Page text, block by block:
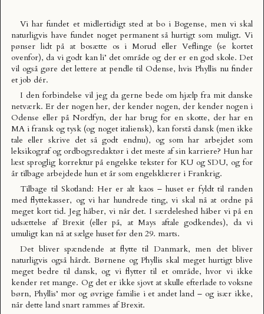
Vi har fundet et midlertidigt sted at bo i Bogense, men vi skal
naturligvis have fundet noget permanent så hurtigt som muligt. Vi
pønser lidt på at bosætte os i Morud eller Veflinge (se kortet
ovenfor), da vi godt kan li’ det område og der er en god skole. Det
vil også gøre det lettere at pendle til Odense, hvis Phyllis nu finder
et job dér.
I den forbindelse vil jeg da gerne bede om hjælp fra mit danske
netværk. Er der nogen her, der kender nogen, der kender nogen i
Odense eller på Nordfyn, der har brug for en skotte, der har en
MA i fransk og tysk (og noget italiensk), kan forstå dansk (men ikke
tale eller skrive det så godt endnu), og som har arbejdet som
leksikograf og ordbogsredaktør i det meste af sin karriere? Hun har
læst sproglig korrektur på engelske tekster for KU og SDU, og for
år tilbage arbejdede hun et år som engelsklærer i Frankrig.
Tilbage til Skotland: Her er alt kaos – huset er fyldt til randen
med flyttekasser, og vi har hundrede ting, vi skal nå at ordne på
meget kort tid. Jeg håber, vi når det. I særdeleshed håber vi på en
udsættelse af Brexit (eller på, at Mays aftale godkendes), da vi
umuligt kan nå at sælge huset før den 29. marts.
Det bliver spændende at flytte til Danmark, men det bliver
naturligvis også hårdt. Børnene og Phyllis skal meget hurtigt blive
meget bedre til dansk, og vi flytter til et område, hvor vi ikke
kender ret mange. Og det er ikke sjovt at skulle efterlade to voksne
børn, Phyllis’ mor og øvrige familie i et andet land – og især ikke,
når dette land snart rammes af Brexit.